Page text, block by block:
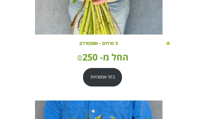
זר פרחים – אמסטרדם
החל מ- ₪250
בחר אפשרויות